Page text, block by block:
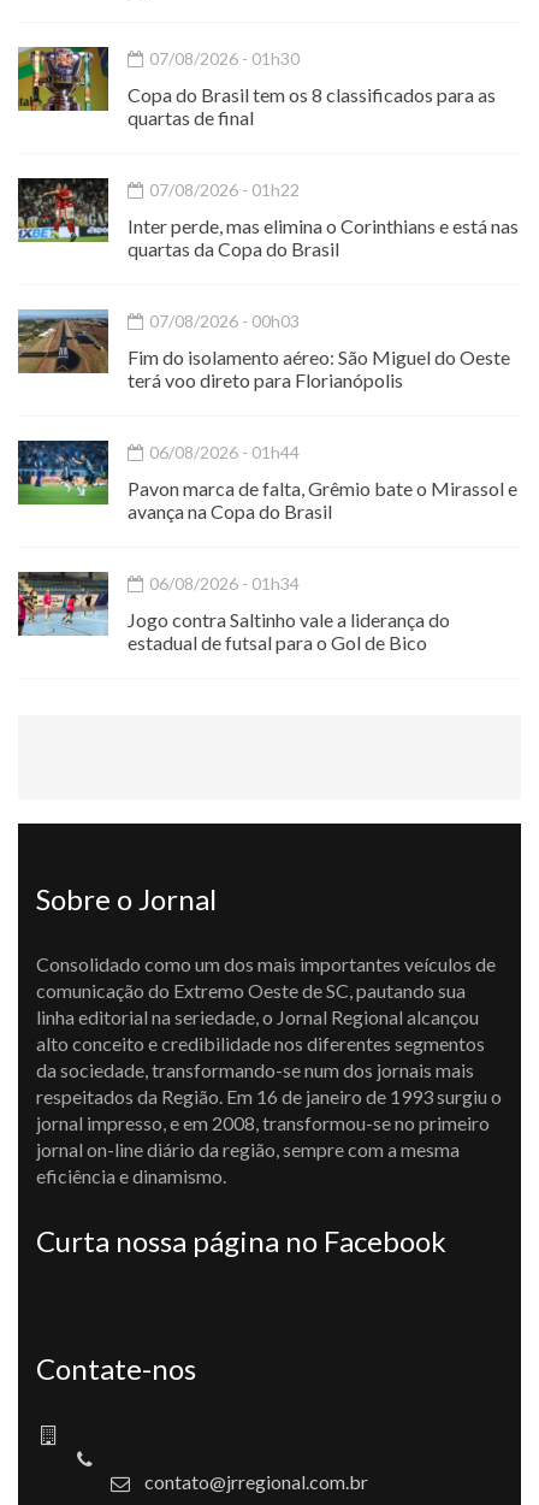
07/08/2026 - 01h30
Copa do Brasil tem os 8 classificados para as
quartas de final
07/08/2026 - 01h22
Inter perde, mas elimina o Corinthians e está nas
quartas da Copa do Brasil
07/08/2026 - 00h03
Fim do isolamento aéreo: São Miguel do Oeste
terá voo direto para Florianópolis
06/08/2026 - 01h44
Pavon marca de falta, Grêmio bate o Mirassol e
avança na Copa do Brasil
06/08/2026 - 01h34
Jogo contra Saltinho vale a liderança do
estadual de futsal para o Gol de Bico
Sobre o Jornal
Consolidado como um dos mais importantes veículos de
comunicação do Extremo Oeste de SC, pautando sua
linha editorial na seriedade, o Jornal Regional alcançou
alto conceito e credibilidade nos diferentes segmentos
da sociedade, transformando-se num dos jornais mais
respeitados da Região. Em 16 de janeiro de 1993 surgiu o
jornal impresso, e em 2008, transformou-se no primeiro
jornal on-line diário da região, sempre com a mesma
eficiência e dinamismo.
Curta nossa página no Facebook
Contate-nos
contato@jrregional.com.br